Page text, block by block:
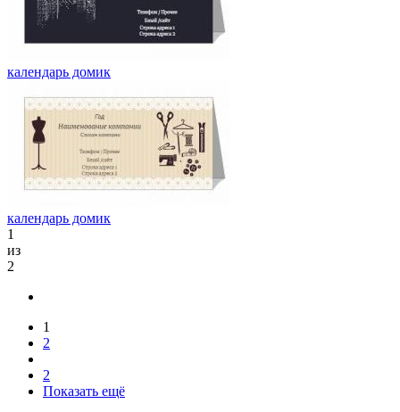
календарь домик
календарь домик
1
из
2
1
2
2
Показать ещё